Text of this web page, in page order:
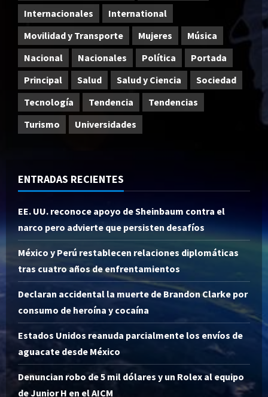
Internacionales
International
Movilidad y Transporte
Mujeres
Música
Nacional
Nacionales Política
Portada
Principal
Salud Salud y Ciencia
Sociedad
Tecnología
Tendencia
Tendencias
Turismo
Universidades
ENTRADAS RECIENTES
EE. UU. reconoce apoyo de Sheinbaum contra el
narco pero advierte que persisten desafíos
México y Perú restablecen relaciones diplomáticas
tras cuatro años de enfrentamientos
Declaran accidental la muerte de Brandon Clarke por
consumo de heroína y cocaína
Estados Unidos reanuda parcialmente los envíos de
aguacate desde México
Denuncian robo de 5 mil dólares y un Rolex al equipo
de Junior H en el AICM